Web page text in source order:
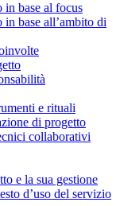
base al focus
base all’ambito di
e rituali
di progetto
collaborativi
e la sua gestione
d’uso del servizio